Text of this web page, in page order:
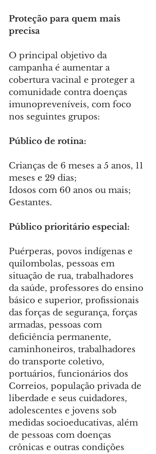
Proteção para quem mais
precisa
O principal objetivo da
campanha é aumentar a
cobertura vacinal e proteger a
comunidade contra doenças
imunopreveníveis, com foco
nos seguintes grupos:
Público de rotina:
Crianças de 6 meses a 5 anos, 11
meses e 29 dias;
Idosos com 60 anos ou mais;
Gestantes.
Público prioritário especial:
Puérperas, povos indígenas e
quilombolas, pessoas em
situação de rua, trabalhadores
da saúde, professores do ensino
básico e superior, profissionais
das forças de segurança, forças
armadas, pessoas com
deficiência permanente,
caminhoneiros, trabalhadores
do transporte coletivo,
portuários, funcionários dos
Correios, população privada de
liberdade e seus cuidadores,
adolescentes e jovens sob
medidas socioeducativas, além
de pessoas com doenças
crônicas e outras condições